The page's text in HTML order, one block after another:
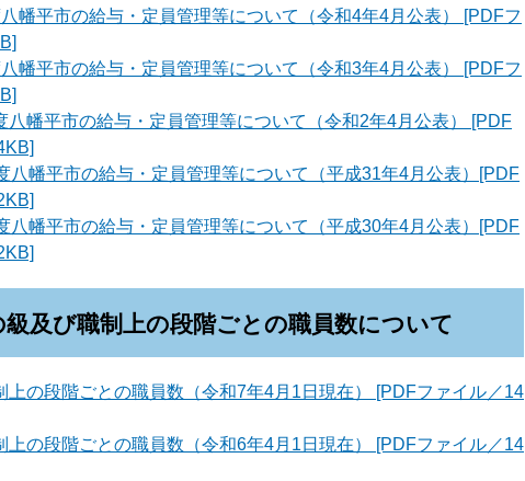
幡平市の給与・定員管理等について（令和4年4月公表） [PDFフ
幡平市の給与・定員管理等について（令和3年4月公表） [PDFフ
八幡平市の給与・定員管理等について（令和2年4月公表） [PDF
八幡平市の給与・定員管理等について（平成31年4月公表）[PDF
八幡平市の給与・定員管理等について（平成30年4月公表）[PDF
級及び職制上の段階ごとの職員数について
上の段階ごとの職員数（令和7年4月1日現在） [PDFファイル／14
上の段階ごとの職員数（令和6年4月1日現在） [PDFファイル／14